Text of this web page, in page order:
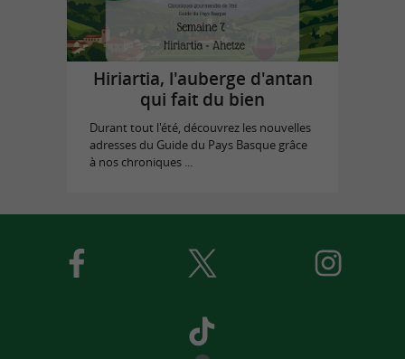
Hiriartia, l'auberge d'antan
qui fait du bien
Durant tout l'été, découvrez les nouvelles
adresses du Guide du Pays Basque grâce
à nos chroniques ...